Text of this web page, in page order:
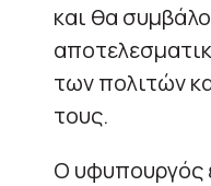
και θα
των πολιτών
τους.
Ο υφυπουργός